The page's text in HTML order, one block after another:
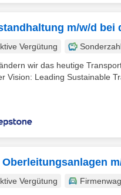
m/w/d bei
Vergütung
wir das heutige
Vision: Leading Sustainable
Vergütung